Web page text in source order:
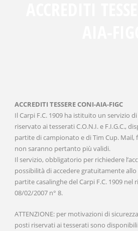
ACCREDITI TESSERE CONI-AIA-FIGC
Il Carpi F.C. 1909 ha istituito un servizio
riservato ai tesserati C.O.N.I. e F.I.G.C.,
partite di campionato e di Tim Cup. Mail,
non saranno pertanto più validi.
Il servizio, obbligatorio per richiedere
possibilità di accedere gratuitamente
partite casalinghe del Carpi F.C. 1909 nel
08/02/2007 n° 8.
ATTENZIONE: per motivazioni di
posti riservati ai tesserati sono